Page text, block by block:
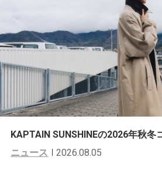
KAPTAIN SUNSHINEの2026年秋冬
ニュース
2026.08.05